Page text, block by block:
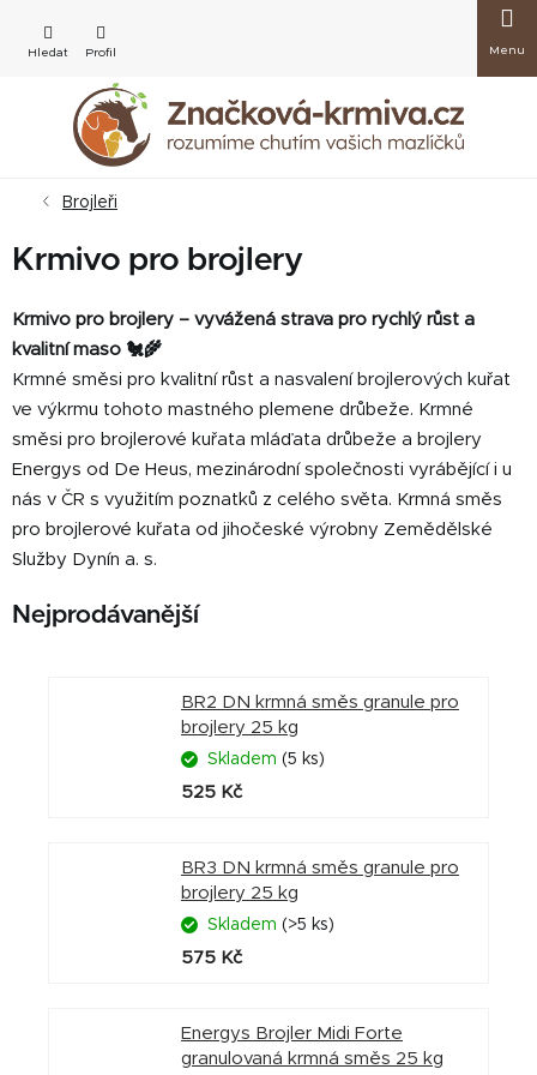
obsah
košík
Brojleři
Krmivo pro brojlery
Krmivo pro brojlery – vyvážená strava pro rychlý růst a
kvalitní maso 🐔🌾
Krmné směsi pro kvalitní růst a nasvalení brojlerových kuřat
ve výkrmu tohoto mastného plemene drůbeže. Krmné
směsi pro brojlerové kuřata mláďata drůbeže a brojlery
Energys od De Heus, mezinárodní společnosti vyrábějící i u
nás v ČR s využitím poznatků z celého světa. Krmná směs
pro brojlerové kuřata od jihočeské výrobny Zemědělské
Služby Dynín a. s.
Nejprodávanější
BR2 DN krmná směs granule pro
brojlery 25 kg
Skladem (5 ks)
525 Kč
BR3 DN krmná směs granule pro
brojlery 25 kg
Skladem (>5 ks)
575 Kč
Energys Brojler Midi Forte
granulovaná krmná směs 25 kg